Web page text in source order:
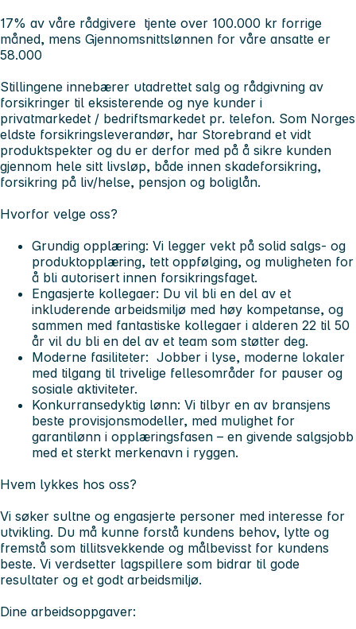
17% av våre rådgivere tjente over 100.000 kr forrige
måned, mens Gjennomsnittslønnen for våre ansatte er
58.000
Stillingene innebærer utadrettet salg og rådgivning av
forsikringer til eksisterende og nye kunder i
privatmarkedet / bedriftsmarkedet pr. telefon. Som Norges
eldste forsikringsleverandør, har Storebrand et vidt
produktspekter og du er derfor med på å sikre kunden
gjennom hele sitt livsløp, både innen skadeforsikring,
forsikring på liv/helse, pensjon og boliglån.
Hvorfor velge oss?
Grundig opplæring: Vi legger vekt på solid salgs- og
produktopplæring, tett oppfølging, og muligheten for
å bli autorisert innen forsikringsfaget.
Engasjerte kollegaer: Du vil bli en del av et
inkluderende arbeidsmiljø med høy kompetanse, og
sammen med fantastiske kollegaer i alderen 22 til 50
år vil du bli en del av et team som støtter deg.
Moderne fasiliteter: Jobber i lyse, moderne lokaler
med tilgang til trivelige fellesområder for pauser og
sosiale aktiviteter.
Konkurransedyktig lønn: Vi tilbyr en av bransjens
beste provisjonsmodeller, med mulighet for
garantilønn i opplæringsfasen – en givende salgsjobb
med et sterkt merkenavn i ryggen.
Hvem lykkes hos oss?
Vi søker sultne og engasjerte personer med interesse for
utvikling. Du må kunne forstå kundens behov, lytte og
fremstå som tillitsvekkende og målbevisst for kundens
beste. Vi verdsetter lagspillere som bidrar til gode
resultater og et godt arbeidsmiljø.
Dine arbeidsoppgaver: